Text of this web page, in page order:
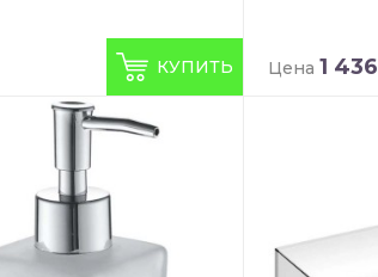
КУПИТЬ Цена 1 436